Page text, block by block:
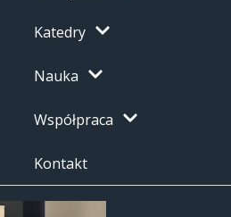
Katedry
Nauka
Współpraca
Kontakt